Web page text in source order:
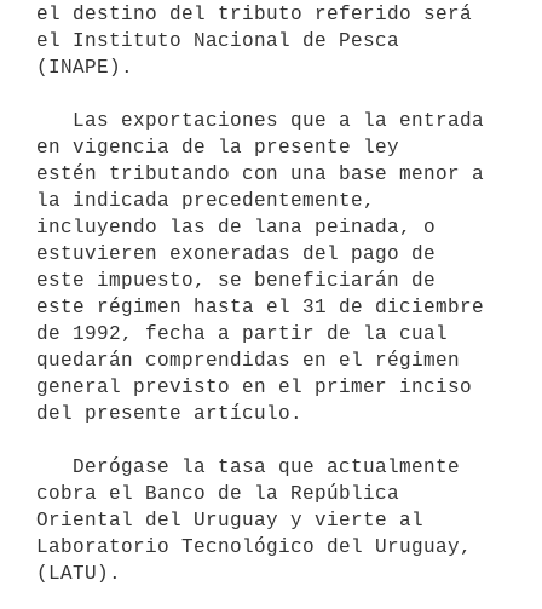
el destino del tributo referido será
el Instituto Nacional de Pesca
(INAPE).
en vigencia de la presente ley
estén tributando con una base menor a
la indicada precedentemente,
incluyendo las de lana peinada, o
estuvieren exoneradas del pago de
este impuesto, se beneficiarán de
este régimen hasta el 31 de diciembre
de 1992, fecha a partir de la cual
quedarán comprendidas en el régimen
general previsto en el primer inciso
del presente artículo.
cobra el Banco de la República
Oriental del Uruguay y vierte al
Laboratorio Tecnológico del Uruguay,